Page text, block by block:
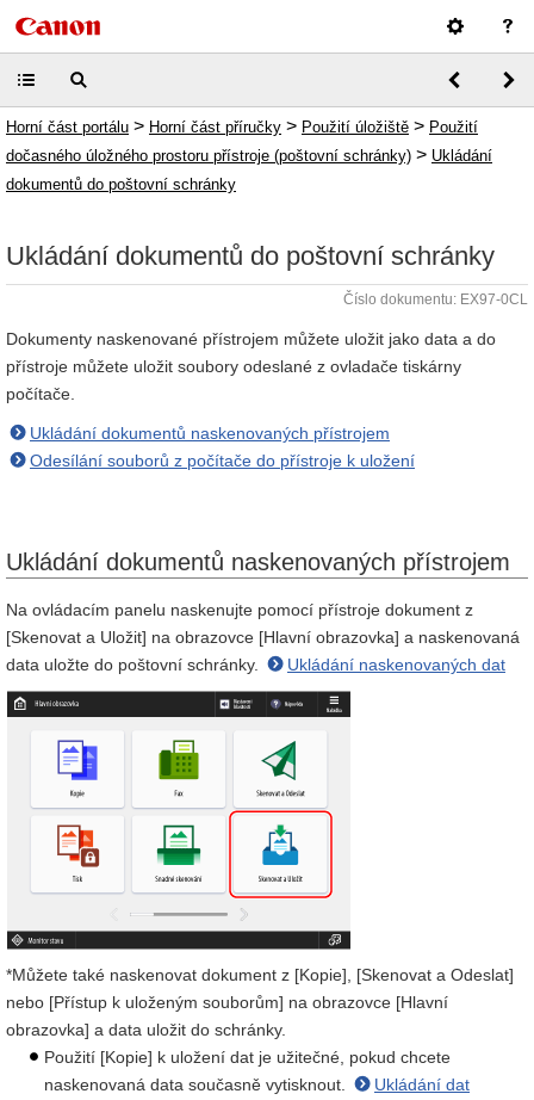
Horní část portálu > Horní část příručky > Použití úložiště > Použití
dočasného úložného prostoru přístroje (poštovní schránky) > Ukládání
dokumentů do poštovní schránky
Ukládání dokumentů do poštovní schránky
Číslo dokumentu: EX97-0CL
Dokumenty naskenované přístrojem můžete uložit jako data a do
přístroje můžete uložit soubory odeslané z ovladače tiskárny
počítače.
Ukládání dokumentů naskenovaných přístrojem
Odesílání souborů z počítače do přístroje k uložení
Ukládání dokumentů naskenovaných přístrojem
Na ovládacím panelu naskenujte pomocí přístroje dokument z
[Skenovat a Uložit] na obrazovce [Hlavní obrazovka] a naskenovaná
data uložte do poštovní schránky.
Ukládání naskenovaných dat
*Můžete také naskenovat dokument z [Kopie], [Skenovat a Odeslat]
nebo [Přístup k uloženým souborům] na obrazovce [Hlavní
obrazovka] a data uložit do schránky.
Použití [Kopie] k uložení dat je užitečné, pokud chcete
naskenovaná data současně vytisknout.
Ukládání dat